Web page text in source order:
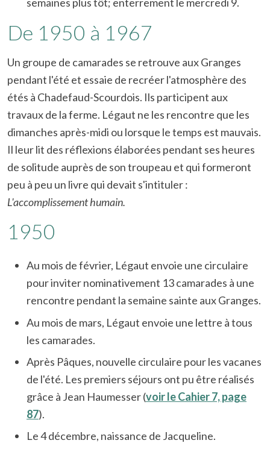
De 1950 à 1967
Un groupe de camarades se retrouve aux Granges
pendant l'été et essaie de recréer l'atmosphère des
étés à Chadefaud-Scourdois. Ils participent aux
travaux de la ferme. Légaut ne les rencontre que les
dimanches après-midi ou lorsque le temps est mauvais.
Il leur lit des réflexions élaborées pendant ses heures
de solitude auprès de son troupeau et qui formeront
peu à peu un livre qui devait s'intituler :
L'accomplissement humain.
1950
Au mois de février, Légaut envoie une circulaire
pour inviter nominativement 13 camarades à une
rencontre pendant la semaine sainte aux Granges.
Au mois de mars, Légaut envoie une lettre à tous
les camarades.
Après Pâques, nouvelle circulaire pour les vacanes
de l'été. Les premiers séjours ont pu être réalisés
grâce à Jean Haumesser (voir le Cahier 7, page
87).
Le 4 décembre, naissance de Jacqueline.